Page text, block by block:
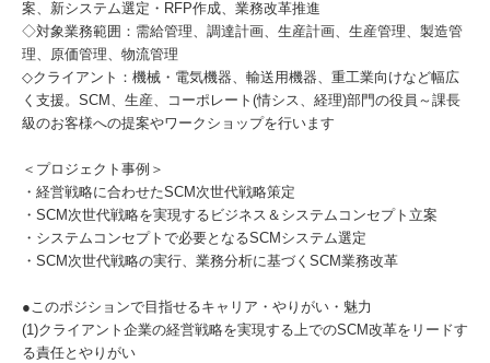
案、新システム選定・RFP作成、業務改革推進
◇対象業務範囲：需給管理、調達計画、生産計画、生産管理、製造管
理、原価管理、物流管理
◇クライアント：機械・電気機器、輸送用機器、重工業向けなど幅広
く支援。SCM、生産、コーポレート(情シス、経理)部門の役員～課長
級のお客様への提案やワークショップを行います
＜プロジェクト事例＞
・経営戦略に合わせたSCM次世代戦略策定
・SCM次世代戦略を実現するビジネス＆システムコンセプト立案
・システムコンセプトで必要となるSCMシステム選定
・SCM次世代戦略の実行、業務分析に基づくSCM業務改革
●このポジションで目指せるキャリア・やりがい・魅力
(1)クライアント企業の経営戦略を実現する上でのSCM改革をリードす
る責任とやりがい